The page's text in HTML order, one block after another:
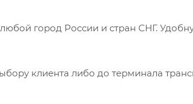
город России и стран СНГ.
клиента либо до терминала